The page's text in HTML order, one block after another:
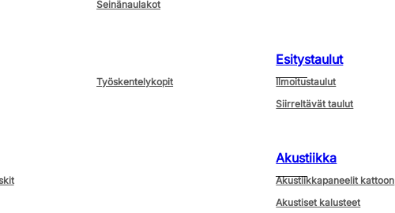
Seinänaulakot
Työskentelykopit
Esitystaulut
Ilmoitustaulut
Siirreltävät taulut
Akustiikka
Akustiikkapaneelit kattoon
Akustiset kalusteet